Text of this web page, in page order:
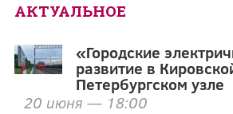
АКТУАЛЬНОЕ
«Городские
развитие в
Петербургском узле
20 июня — 18:00